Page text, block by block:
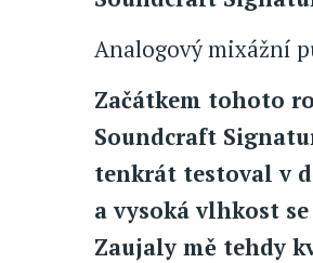
Analogový mixážní
Začátkem tohoto
Soundcraft
tenkrát testoval v
a vysoká vlhkost
Zaujaly mě tehdy